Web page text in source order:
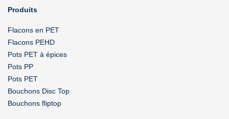
Produits
Flacons en PET
Flacons PEHD
Pots PET à épices
Pots PP
Pots PET
Bouchons Disc Top
Bouchons fliptop